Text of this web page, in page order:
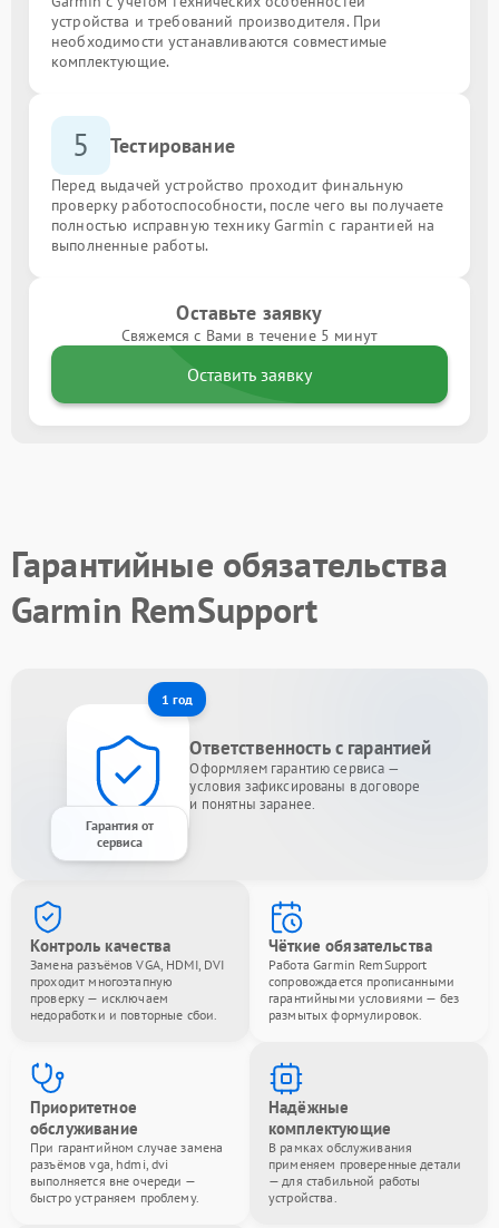
устройства и требований производителя. При
необходимости устанавливаются совместимые
комплектующие.
5 Тестирование
Перед выдачей устройство проходит финальную
проверку работоспособности, после чего вы получаете
полностью исправную технику Garmin с гарантией на
выполненные работы.
Оставьте заявку
Свяжемся с Вами в течение 5 минут
Оставить заявку
Гарантийные обязательства
Garmin RemSupport
1 год
Гарантия от
сервиса
Ответственность с гарантией
Оформляем гарантию сервиса —
условия зафиксированы в договоре
и понятны заранее.
Контроль качества
Замена разъёмов VGA, HDMI, DVI
проходит многоэтапную
проверку — исключаем
недоработки и повторные сбои.
Чёткие обязательства
Работа Garmin RemSupport
сопровождается прописанными
гарантийными условиями — без
размытых формулировок.
Приоритетное
обслуживание
При гарантийном случае замена
разъёмов vga, hdmi, dvi
выполняется вне очереди —
быстро устраняем проблему.
Надёжные
комплектующие
В рамках обслуживания
применяем проверенные детали
— для стабильной работы
устройства.